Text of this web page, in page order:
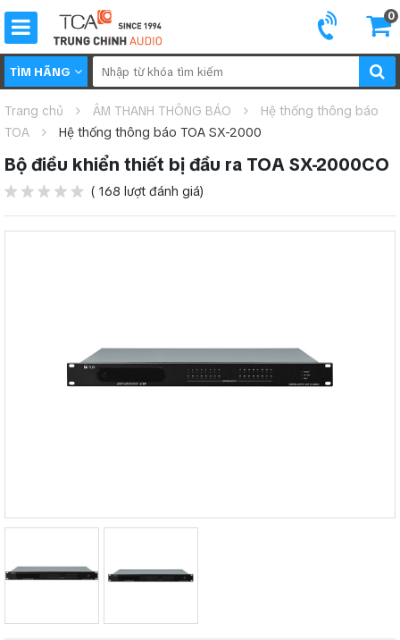
0
TÌM HÃNG
Trang chủ ÂM THANH THÔNG BÁO
Hệ thống thông báo
TOA
Hệ thống thông báo TOA SX-2000
Bộ điều khiển thiết bị đầu ra TOA SX-2000CO
( 168 lượt đánh giá)